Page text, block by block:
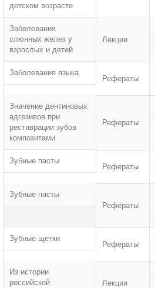
детском возрасте
Заболевания
слюнных желез у
взрослых и детей
Лекции
Заболевания языка
Рефераты
Значение дентиновых
адгезивов при
реставрации зубов
композитами
Рефераты
Зубные пасты
Рефераты
Зубные пасты
Рефераты
Зубные щетки
Рефераты
Из истории
российской
Лекции